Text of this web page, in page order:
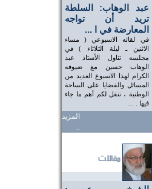
عبد الوهاب: السلطة
تريد أن تواجه
المعارضة في ا ...
في لقائه الاسبوعي ( مساء
الاثنين ـ ليلة الثلاثاء ) في
مجلسه تناول الأستاذ عبد
الوهاب حسين مع ضيوفه
الكرام لهذا الاسبوع العديد من
المسائل والقضايا على الساحة
الوطنية ، ننقل لكم أهم ما جاء
فيها . ...
المزيد
..